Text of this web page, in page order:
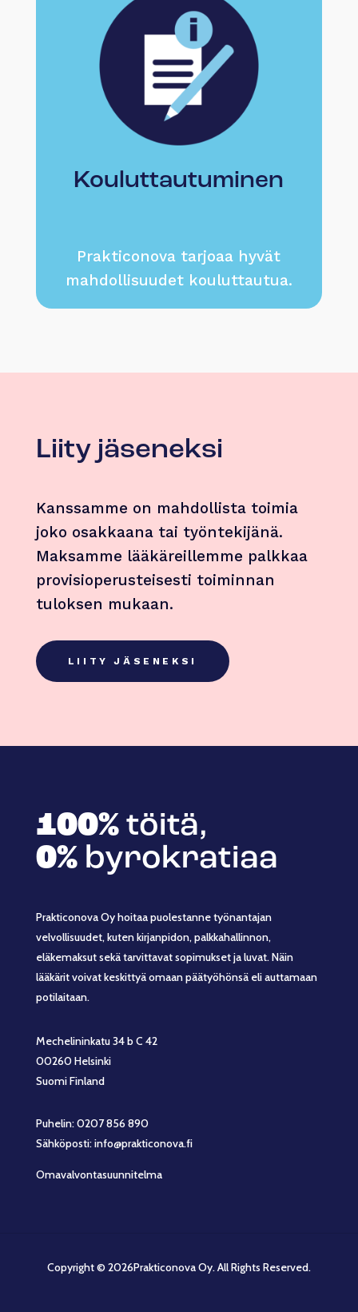
Kouluttautuminen
Prakticonova tarjoaa hyvät
mahdollisuudet kouluttautua.
Liity jäseneksi
Kanssamme on mahdollista toimia
joko osakkaana tai työntekijänä.
Maksamme lääkäreillemme palkkaa
provisioperusteisesti toiminnan
tuloksen mukaan.
LIITY JÄSENEKSI
100%töitä,
0%byrokratiaa
Prakticonova Oy hoitaa puolestanne työnantajan
velvollisuudet, kuten kirjanpidon, palkkahallinnon,
eläkemaksut sekä tarvittavat sopimukset ja luvat. Näin
lääkärit voivat keskittyä omaan päätyöhönsä eli auttamaan
potilaitaan.
Mechelininkatu 34 b C 42
00260 Helsinki
Suomi Finland
Puhelin: 0207 856 890
Sähköposti: info@prakticonova.fi
Omavalvontasuunnitelma
Copyright © 2026Prakticonova Oy. All Rights Reserved.